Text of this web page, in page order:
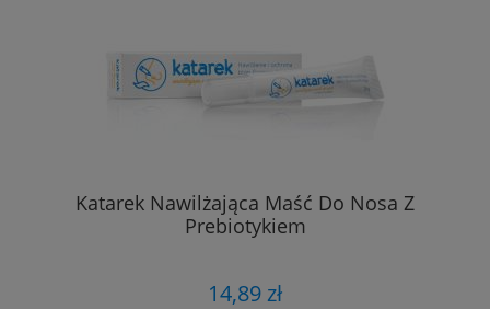
Katarek Nawilżająca Maść Do Nosa Z
Prebiotykiem
14,89 zł